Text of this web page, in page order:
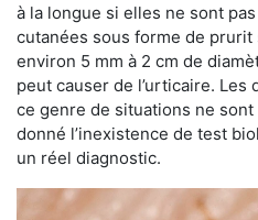
à la longue si elles ne sont
cutanées sous forme de
environ 5 mm à 2 cm de
peut causer de l’urticaire.
ce genre de situations ne
donné l’inexistence de test
un réel diagnostic.